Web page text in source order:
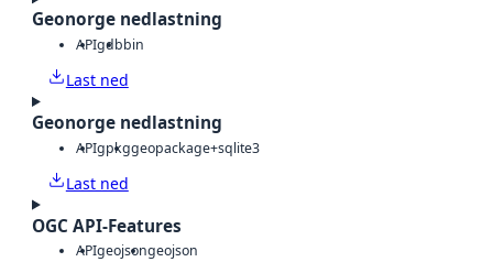
Geonorge nedlastning
APIgdbbin
Last ned
Geonorge nedlastning
APIgpkggeopackage+sqlite3
Last ned
OGC API-Features
APIgeojsongeojson